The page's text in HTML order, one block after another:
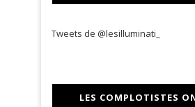
Tweets de @lesilluminati_
LES COMPLOTISTES